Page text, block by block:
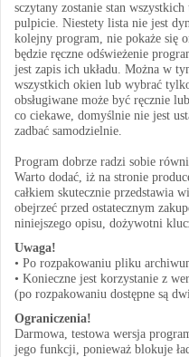
sczytany zostanie stan
pulpicie. Niestety lista nie jest
kolejny program, nie pokaże się
będzie ręczne odświeżenie
jest zapis ich układu. Można w
wszystkich okien lub wybrać
obsługiwane może być ręcznie
co ciekawe, domyślnie nie jest
zadbać samodzielnie.
Program dobrze radzi sobie
Warto dodać, iż na stronie
całkiem skutecznie przedstawia
obejrzeć przed ostatecznym
niniejszego opisu, dożywotni
Uwaga!
• Po rozpakowaniu pliku
• Konieczne jest korzystanie z
(po rozpakowaniu dostępne są
Ograniczenia!
Darmowa, testowa wersja
jego funkcji, ponieważ blokuje